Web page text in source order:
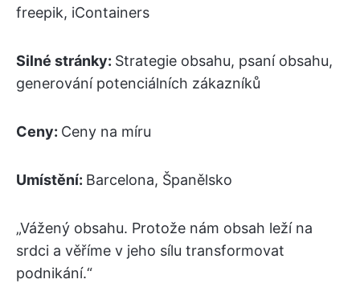
freepik, iContainers
Silné stránky: Strategie obsahu, psaní obsahu,
generování potenciálních zákazníků
Ceny: Ceny na míru
Umístění: Barcelona, Španělsko
„Vážený obsahu. Protože nám obsah leží na
srdci a věříme v jeho sílu transformovat
podnikání.“